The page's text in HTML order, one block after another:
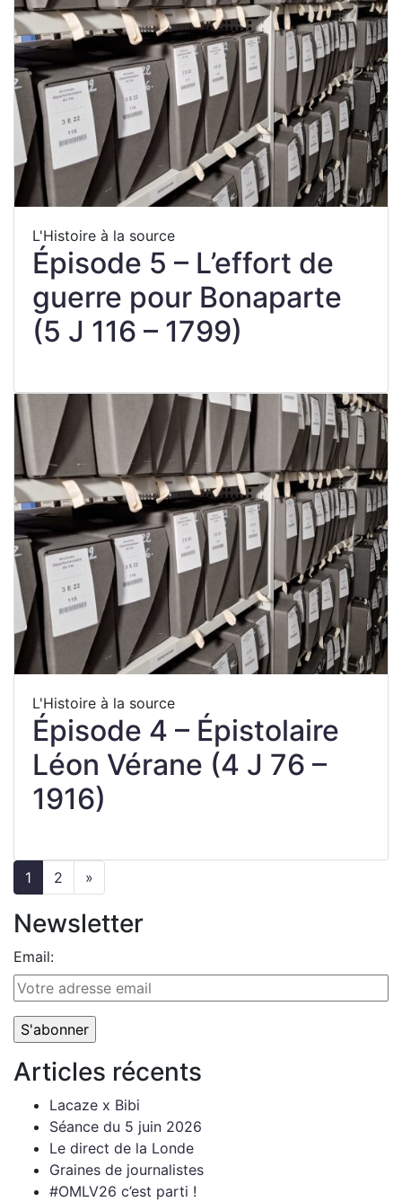
L'Histoire à la source
Épisode 5 – L’effort de
guerre pour Bonaparte
(5 J 116 – 1799)
L'Histoire à la source
Épisode 4 – Épistolaire
Léon Vérane (4 J 76 –
1916)
1 2 »
Newsletter
Email:
Articles récents
Lacaze x Bibi
Séance du 5 juin 2026
Le direct de la Londe
Graines de journalistes
#OMLV26 c’est parti !